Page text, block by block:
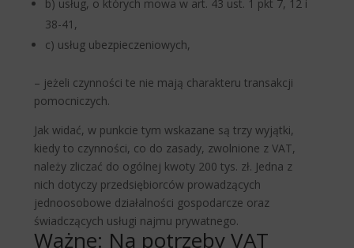
b) usług, o których mowa w art. 43 ust. 1 pkt 7, 12 i
38-41,
c) usług ubezpieczeniowych,
– jeżeli czynności te nie mają charakteru transakcji
pomocniczych.
Jak widać, w punkcie tym wskazane są trzy wyjątki,
kiedy to czynności, co do zasady, zwolnione z VAT,
należy zliczać do ogólnej kwoty 200 tys. zł. Jedna z
nich dotyczy przedsiębiorców prowadzących
jednoosobowe działalności gospodarcze oraz
świadczących usługi najmu prywatnego.
Ważne: Na potrzeby VAT